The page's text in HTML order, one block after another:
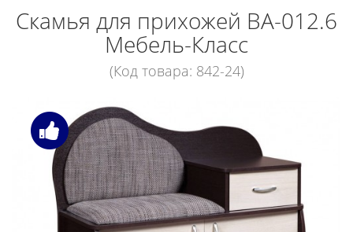
Скамья для прихожей ВА-012.6
Мебель-Класс
(Код товара: 842-24)